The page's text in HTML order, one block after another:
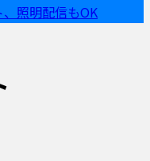
照明配信もOK